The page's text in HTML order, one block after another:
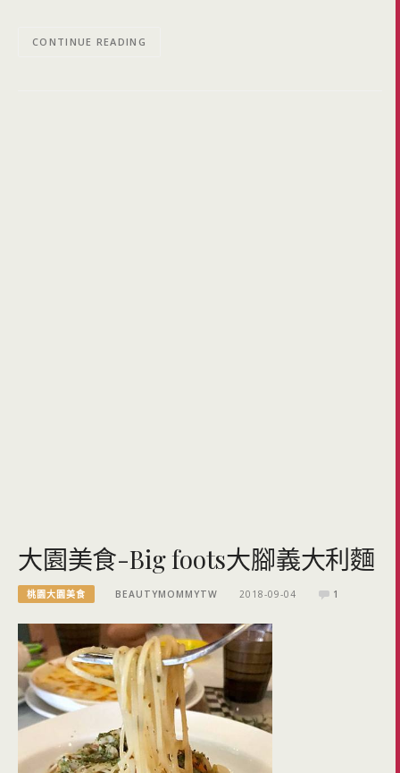
CONTINUE READING
大園美食-Big foots大腳義大利麵
桃園大園美食 BEAUTYMOMMYTW 2018-09-04 1